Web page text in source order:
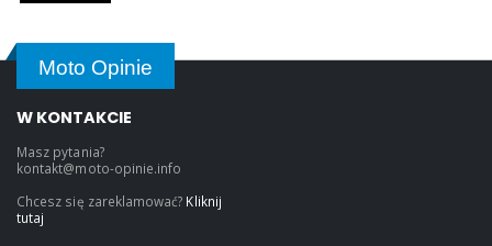
Moto Opinie
W KONTAKCIE
Masz pytania?
kontakt@moto-opinie.info
Chcesz się zareklamować? Kliknij
tutaj